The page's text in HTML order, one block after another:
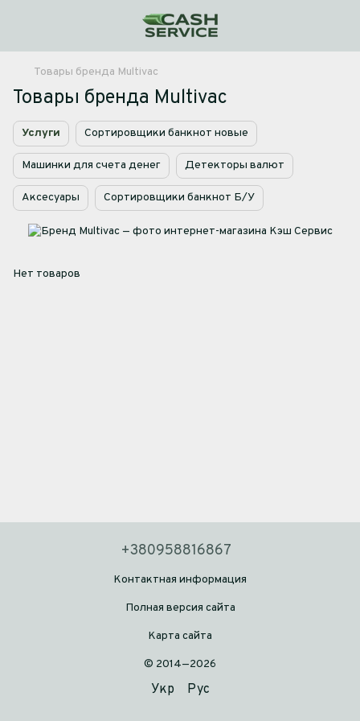
Товары бренда Multivac
Товары бренда Multivac
Услуги Сортировщики банкнот новые
Машинки для счета денег Детекторы валют
Аксесуары Сортировщики банкнот Б/У
Нет товаров
+380958816867
Контактная информация
Полная версия сайта
Карта сайта
© 2014—2026
Укр Рус